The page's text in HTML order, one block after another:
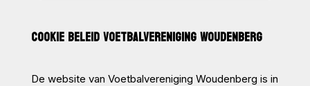
COOKIE BELEID VOETBALVERENIGING WOUDENBERG
De website van Voetbalvereniging Woudenberg is in